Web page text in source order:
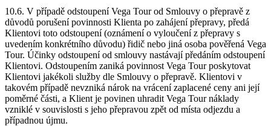
10.6. V případě odstoupení Vega Tour od Smlouvy o přepravě z
důvodů porušení povinnosti Klienta po zahájení přepravy, předá
Klientovi toto odstoupení (oznámení o vyloučení z přepravy s
uvedením konkrétního důvodu) řidič nebo jiná osoba pověřená Vega
Tour. Účinky odstoupení od smlouvy nastávají předáním odstoupení
Klientovi. Odstoupením zaniká povinnost Vega Tour poskytovat
Klientovi jakékoli služby dle Smlouvy o přepravě. Klientovi v
takovém případě nevzniká nárok na vrácení zaplacené ceny ani její
poměrné části, a Klient je povinen uhradit Vega Tour náklady
vzniklé v souvislosti s jeho přepravou zpět od místa odjezdu a
případnou újmu.